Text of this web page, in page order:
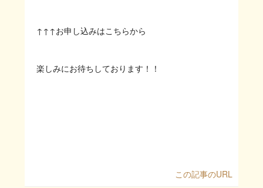
↑↑↑お申し込みはこちらから
楽しみにお待ちしております！！
この記事のURL